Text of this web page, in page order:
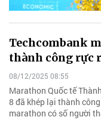
Techcombank
thành công rực
08/12/2025 08:55
Marathon Quốc tế
8 đã khép lại thành
marathon có số người